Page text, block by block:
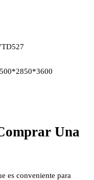
Una
es conveniente para